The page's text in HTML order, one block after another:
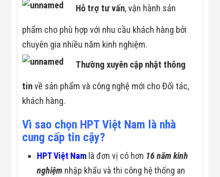
Hỗ trợ tư vấn, vận hành sản
phẩm cho phù hợp với nhu cầu khách hàng bởi
chuyên gia nhiều năm kinh nghiệm.
Thường xuyên cập nhật thông
tinvề sản phẩm và công nghệ mới cho Đối tác,
khách hàng.
Vì sao chọn HPT Việt Nam là nhà
cung cấp tin cậy?
HPT Việt Nam là đơn vị có hơn 16 năm kinh
nghiệm nhập khẩu và thi công hệ thống an